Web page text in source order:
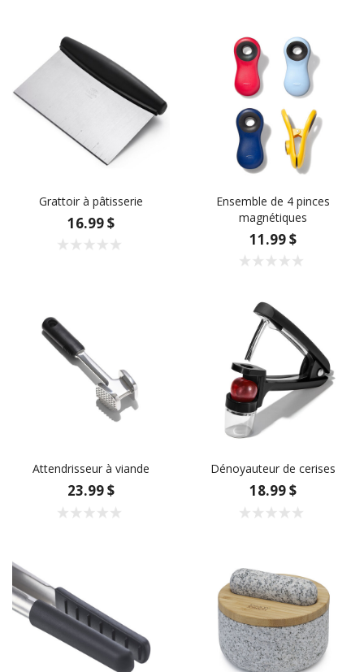
Grattoir à pâtisserie
16.99 $
Ensemble de 4 pinces
magnétiques
11.99 $
Attendrisseur à viande
23.99 $
Dénoyauteur de cerises
18.99 $